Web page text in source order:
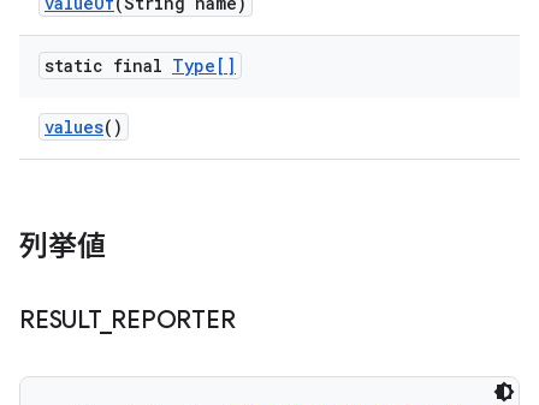
static final Type[]
values()
列挙値
RESULT_ REPORTER